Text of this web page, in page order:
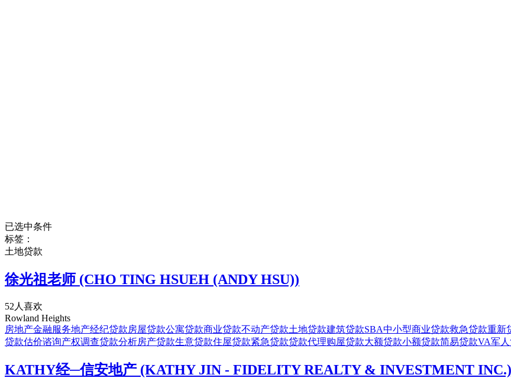
已选中条件
标签：
土地贷款
徐光祖老师 (CHO TING HSUEH (ANDY HSU))
52人喜欢
Rowland Heights
房地产金融服务地产经纪贷款房屋贷款公寓贷款商业贷款不动产贷款土地贷款建筑贷款SBA中小型商业贷款救急贷款重新
贷款估价谘询产权调查贷款分析房产贷款生意贷款住屋贷款紧急贷款贷款代理购屋贷款大额贷款小额贷款简易贷款VA军
KATHY经─信安地产 (KATHY JIN - FIDELITY REALTY & INVESTMENT INC.)